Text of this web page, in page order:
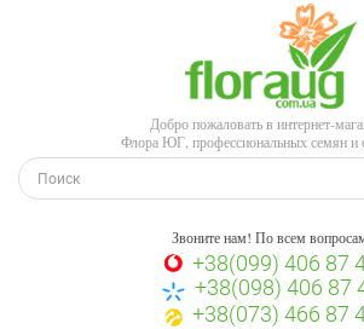
Добро пожаловать в интернет-
Флора ЮГ, профессиональных семян и
Звоните нам! По всем
+38(099) 406 87
+38(098) 406 87
+38(073) 466 87